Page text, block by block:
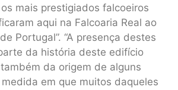
mais prestigiados falcoeiros
aqui na Falcoaria Real ao
Portugal”. “A presença destes
da história deste edifício
da origem de alguns
em que muitos daqueles